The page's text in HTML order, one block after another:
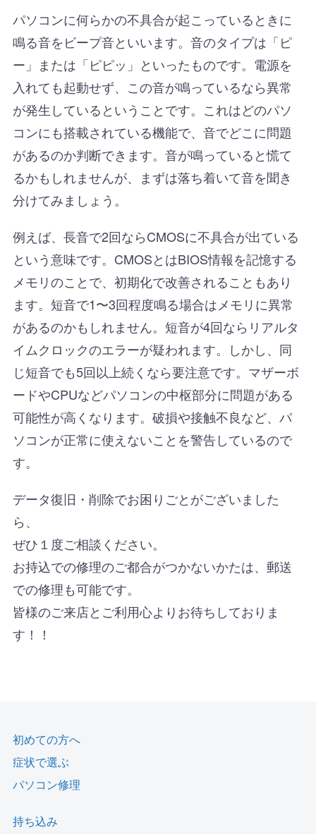
パソコンに何らかの不具合が起こっているときに
鳴る音をビープ音といいます。音のタイプは「ピ
ー」または「ピピッ」といったものです。電源を
入れても起動せず、この音が鳴っているなら異常
が発生しているということです。これはどのパソ
コンにも搭載されている機能で、音でどこに問題
があるのか判断できます。音が鳴っていると慌て
るかもしれませんが、まずは落ち着いて音を聞き
分けてみましょう。
例えば、長音で2回ならCMOSに不具合が出ている
という意味です。CMOSとはBIOS情報を記憶する
メモリのことで、初期化で改善されることもあり
ます。短音で1〜3回程度鳴る場合はメモリに異常
があるのかもしれません。短音が4回ならリアルタ
イムクロックのエラーが疑われます。しかし、同
じ短音でも5回以上続くなら要注意です。マザーボ
ードやCPUなどパソコンの中枢部分に問題がある
可能性が高くなります。破損や接触不良など、パ
ソコンが正常に使えないことを警告しているので
す。
データ復旧・削除でお困りごとがございました
ら、
ぜひ１度ご相談ください。
お持込での修理のご都合がつかないかたは、郵送
での修理も可能です。
皆様のご来店とご利用心よりお待ちしておりま
す！！
初めての方へ
症状で選ぶ
パソコン修理
持ち込み